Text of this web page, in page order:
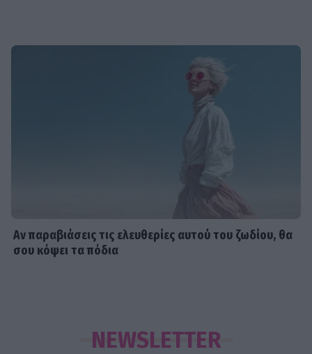
Αν παραβιάσεις τις ελευθερίες αυτού του ζωδίου, θα
σου κόψει τα πόδια
NEWSLETTER